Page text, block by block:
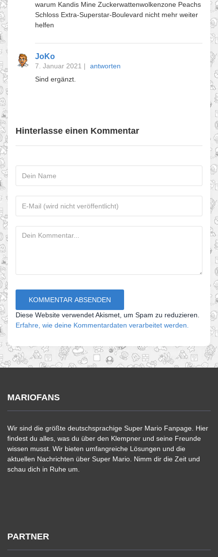
warum Kandis Mine Zuckerwattenwolkenzone Peachs
Schloss Extra-Superstar-Boulevard nicht mehr weiter
helfen
JoKo
7. Januar 2021 |
antworten
Sind ergänzt.
Hinterlasse einen Kommentar
Diese Website verwendet Akismet, um Spam zu reduzieren.
Erfahre, wie deine Kommentardaten verarbeitet werden.
MARIOFANS
Wir sind die größte deutschsprachige Super Mario Fanpage. Hier
findest du alles, was du über den Klempner und seine Freunde
wissen musst. Wir bieten umfangreiche Lösungen und die
aktuellen Nachrichten über Super Mario. Nimm dir die Zeit und
schau dich in Ruhe um.
PARTNER